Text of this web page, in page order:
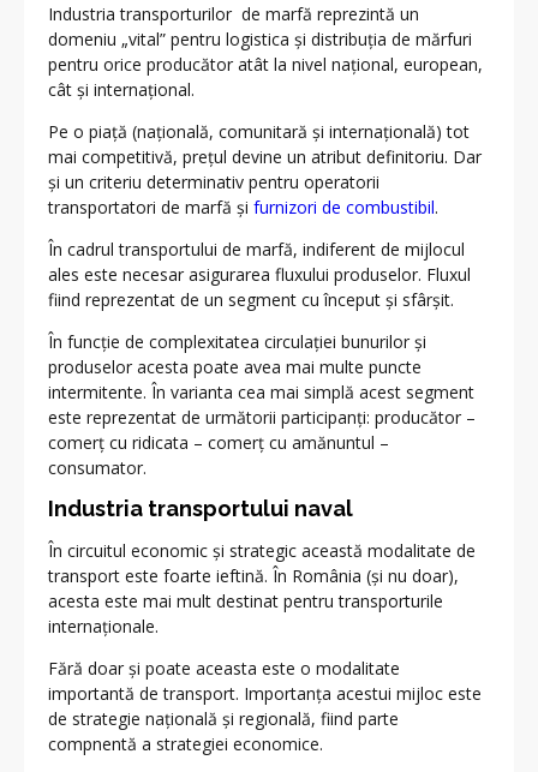
Industria transporturilor de marfă reprezintă un
domeniu „vital” pentru logistica și distribuția de mărfuri
pentru orice producător atât la nivel național, european,
cât și internațional.
Pe o piață (națională, comunitară și internațională) tot
mai competitivă, prețul devine un atribut definitoriu. Dar
și un criteriu determinativ pentru operatorii
transportatori de marfă și furnizori de combustibil.
În cadrul transportului de marfă, indiferent de mijlocul
ales este necesar asigurarea fluxului produselor. Fluxul
fiind reprezentat de un segment cu început și sfârșit.
În funcție de complexitatea circulației bunurilor și
produselor acesta poate avea mai multe puncte
intermitente. În varianta cea mai simplă acest segment
este reprezentat de următorii participanți: producător –
comerț cu ridicata – comerț cu amănuntul –
consumator.
Industria transportului naval
În circuitul economic și strategic această modalitate de
transport este foarte ieftină. În România (și nu doar),
acesta este mai mult destinat pentru transporturile
internaționale.
Fără doar și poate aceasta este o modalitate
importantă de transport. Importanța acestui mijloc este
de strategie națională și regională, fiind parte
compnentă a strategiei economice.